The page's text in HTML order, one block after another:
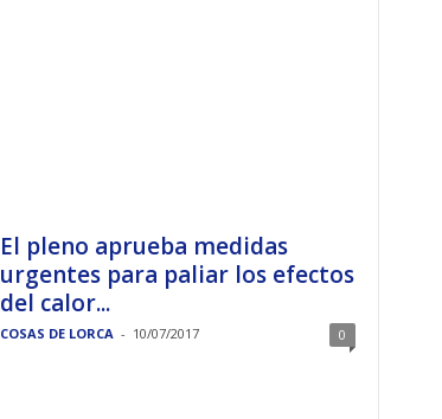
El pleno aprueba medidas
urgentes para paliar los efectos
del calor...
COSAS DE LORCA - 10/07/2017 0